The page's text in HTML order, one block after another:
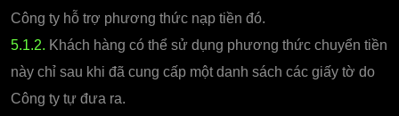
Công ty hỗ trợ phương thức nạp tiền đó.
5.1.2. Khách hàng có thể sử dụng phương thức chuyển tiền
này chỉ sau khi đã cung cấp một danh sách các giấy tờ do
Công ty tự đưa ra.